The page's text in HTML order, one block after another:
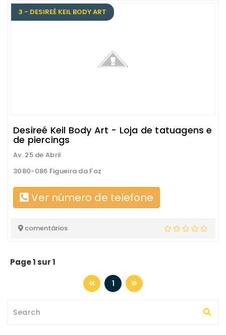
3 - DESIREÉ KEIL BODY ART
Desireé Keil Body Art - Loja de tatuagens e
de piercings
Av. 25 de Abril
3080-086 Figueira da Foz
Ver número de telefone
comentários
Page 1 sur 1
1